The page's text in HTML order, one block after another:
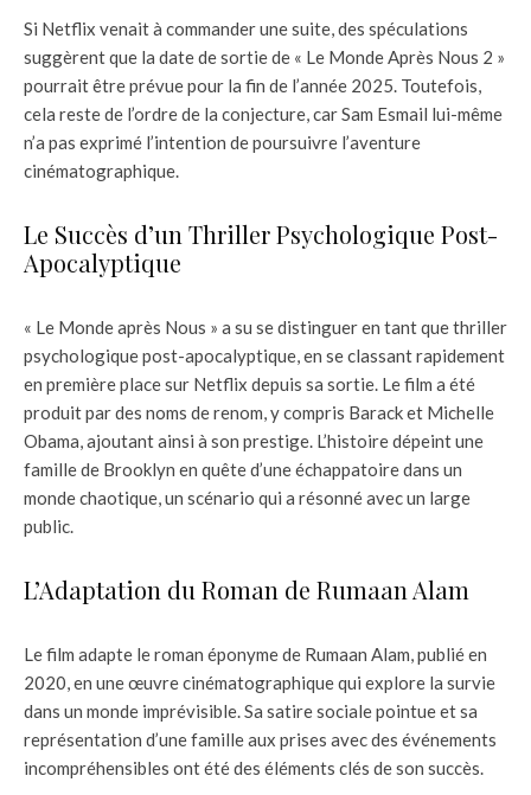
Si Netflix venait à commander une suite, des spéculations
suggèrent que la date de sortie de « Le Monde Après Nous 2 »
pourrait être prévue pour la fin de l’année 2025. Toutefois,
cela reste de l’ordre de la conjecture, car Sam Esmail lui-même
n’a pas exprimé l’intention de poursuivre l’aventure
cinématographique.
Le Succès d’un Thriller Psychologique Post-
Apocalyptique
« Le Monde après Nous » a su se distinguer en tant que thriller
psychologique post-apocalyptique, en se classant rapidement
en première place sur Netflix depuis sa sortie. Le film a été
produit par des noms de renom, y compris Barack et Michelle
Obama, ajoutant ainsi à son prestige. L’histoire dépeint une
famille de Brooklyn en quête d’une échappatoire dans un
monde chaotique, un scénario qui a résonné avec un large
public.
L’Adaptation du Roman de Rumaan Alam
Le film adapte le roman éponyme de Rumaan Alam, publié en
2020, en une œuvre cinématographique qui explore la survie
dans un monde imprévisible. Sa satire sociale pointue et sa
représentation d’une famille aux prises avec des événements
incompréhensibles ont été des éléments clés de son succès.